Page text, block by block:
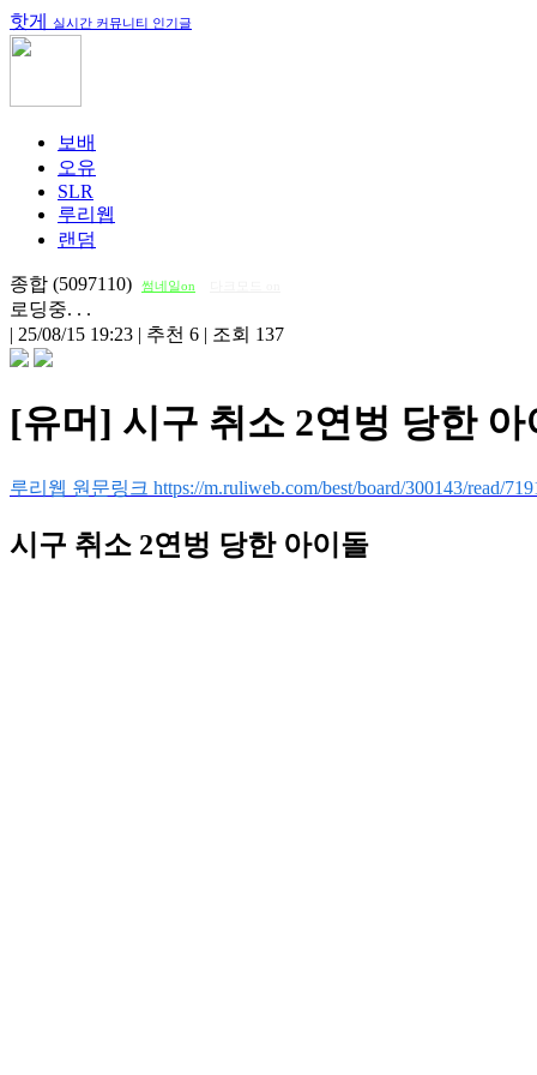
핫게 실시간 커뮤니티 인기글
보배
오유
SLR
루리웹
랜덤
종합 (5097110) 썸네일on
로딩중. . .
| 25/08/15 19:23 | 추천 6 | 조회 137
[유머] 시구 취소 2연벙 당한 아
루리웹 원문링크 https://m.ruliweb.com/best/board/300143/read/
시구 취소 2연벙 당한 아이돌